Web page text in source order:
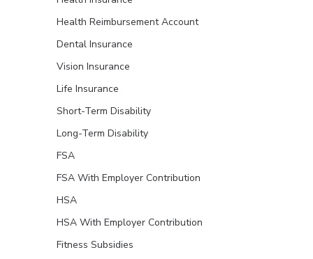
Health Reimbursement Account
Dental Insurance
Vision Insurance
Life Insurance
Short-Term Disability
Long-Term Disability
FSA
FSA With Employer Contribution
HSA
HSA With Employer Contribution
Fitness Subsidies